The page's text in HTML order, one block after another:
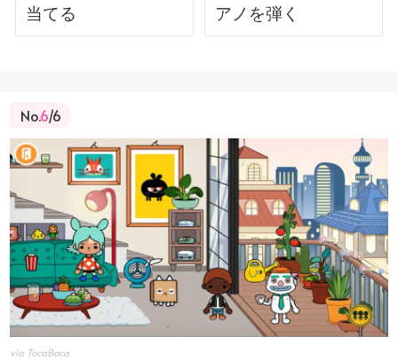
当てる
アノを弾く
No.6/6
via TocaBoca